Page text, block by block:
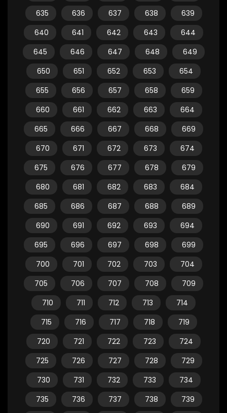
635
636 637 638
639
640
641 642 643
644
645
646 647 648
649
650
651 652 653
654
655
656 657 658
659
660
661 662 663
664
665
666 667 668
669
670
671 672 673
674
675
676 677 678
679
680
681 682 683
684
685
686 687 688
689
690
691 692 693
694
695
696 697 698
699
700
701 702 703
704
705
706 707 708
709
710
711 712 713
714
715
716 717 718
719
720
721 722 723
724
725
726 727 728
729
730
731 732 733
734
735
736 737 738
739